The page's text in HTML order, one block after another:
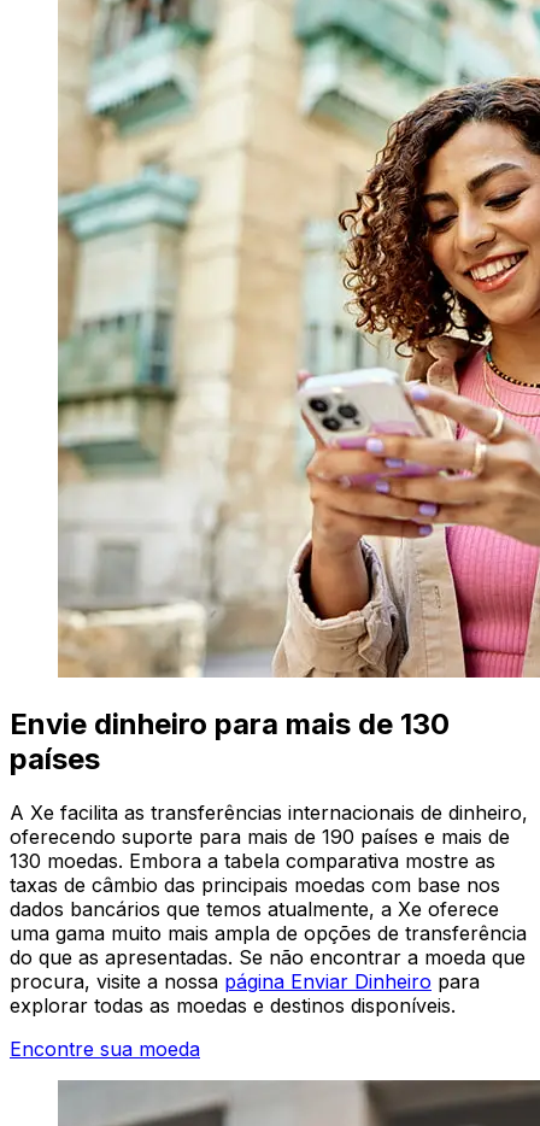
Envie dinheiro para mais de 130
países
A Xe facilita as transferências internacionais de dinheiro,
oferecendo suporte para mais de 190 países e mais de
130 moedas. Embora a tabela comparativa mostre as
taxas de câmbio das principais moedas com base nos
dados bancários que temos atualmente, a Xe oferece
uma gama muito mais ampla de opções de transferência
do que as apresentadas. Se não encontrar a moeda que
procura, visite a nossa página Enviar Dinheiro para
explorar todas as moedas e destinos disponíveis.
Encontre sua moeda